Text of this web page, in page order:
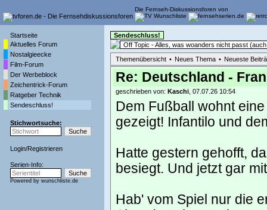
Die Fernseh-Diskussionsforen von
Startseite
Aktuelles Forum
Nostalgieecke
Film-Forum
Der Werbeblock
Zeichentrick-Forum
Ratgeber Technik
Sendeschluss!
Stichwortsuche:
Login/Registrieren
Serien-Info:
Powered by wunschliste.de
Sendeschluss!
Off Topic - Alles, was woanders nicht passt
Themenübersicht • Neues Thema • Neueste
Re: Deutschland -
geschrieben von: Kaschi , 07.07.26 10:54
Dem Fußball wohnt
gezeigt! Infantilo und
Hatte gestern gehofft,
besiegt. Und jetzt gar
Hab' vom Spiel nur die